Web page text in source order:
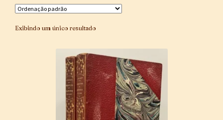
Exibindo um único resultado